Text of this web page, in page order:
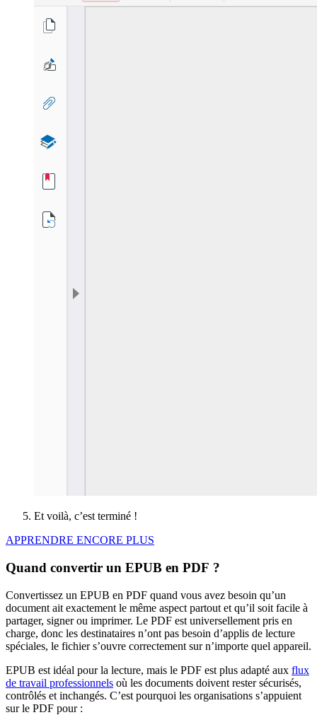
Et voilà, c’est terminé !
APPRENDRE ENCORE PLUS
Quand convertir un EPUB en PDF ?
Convertissez un EPUB en PDF quand vous avez besoin qu’un
document ait exactement le même aspect partout et qu’il soit facile à
partager, signer ou imprimer. Le PDF est universellement pris en
charge, donc les destinataires n’ont pas besoin d’applis de lecture
spéciales, le fichier s’ouvre correctement sur n’importe quel appareil.
EPUB est idéal pour la lecture, mais le PDF est plus adapté aux flux
de travail professionnels où les documents doivent rester sécurisés,
contrôlés et inchangés. C’est pourquoi les organisations s’appuient
sur le PDF pour :